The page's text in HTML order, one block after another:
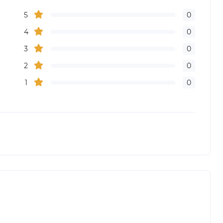
5
0
4
0
3
0
2
0
1
0